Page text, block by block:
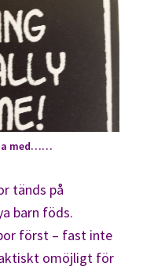
med……
tänds på
barn föds.
först – fast inte
omöjligt för